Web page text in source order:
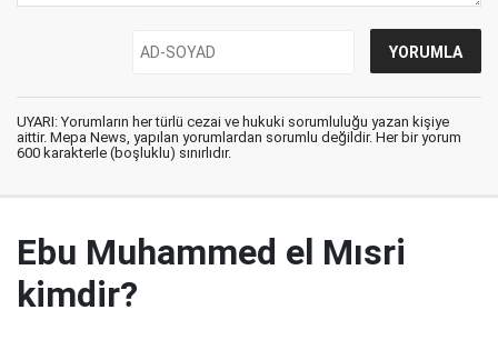
UYARI: Yorumların her türlü cezai ve hukuki sorumluluğu yazan kişiye
aittir. Mepa News, yapılan yorumlardan sorumlu değildir. Her bir yorum
600 karakterle (boşluklu) sınırlıdır.
Ebu Muhammed el Mısri
kimdir?